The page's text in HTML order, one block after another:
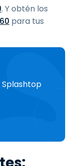
. Y obtén los
para tus